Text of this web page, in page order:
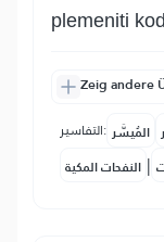
plemeniti
Zeig andere
التفاسير: المُيسَّر
النفحات المكية |